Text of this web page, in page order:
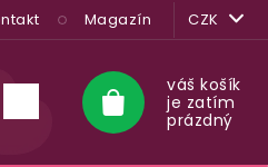
Magazín CZK
Nákupní
košík
váš košík
je zatím
prázdný